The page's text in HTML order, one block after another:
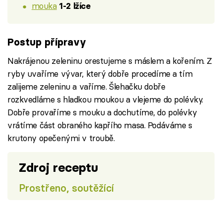
mouka 1-2 lžíce
Postup přípravy
Nakrájenou zeleninu orestujeme s máslem a kořením. Z
ryby uvaříme vývar, který dobře procedíme a tím
zalijeme zeleninu a vaříme. Šlehačku dobře
rozkvedláme s hladkou moukou a vlejeme do polévky.
Dobře provaříme s mouku a dochutíme, do polévky
vrátíme část obraného kapřího masa. Podáváme s
krutony opečenými v troubě.
Zdroj receptu
Prostřeno, soutěžící